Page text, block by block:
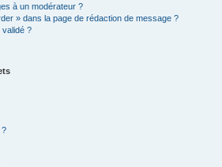
à un modérateur ?
» dans la page de rédaction de message ?
validé ?
?